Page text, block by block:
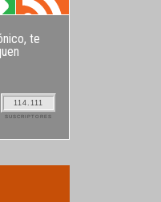
te
114.111
SUSCRIPTORES